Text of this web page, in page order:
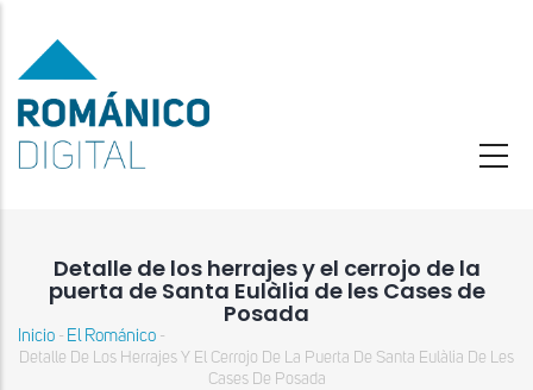
contenido
principal
Detalle de los herrajes y el cerrojo de la
puerta de Santa Eulàlia de les Cases de
Posada
Sobrescribir
Inicio - El Románico -
Detalle De Los Herrajes Y El Cerrojo De La Puerta De Santa Eulàlia De Les
Cases De Posada